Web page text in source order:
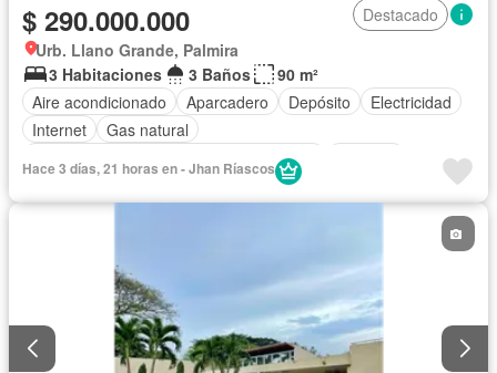
$ 290.000.000
Destacado
Urb. Llano Grande, Palmira
3 Habitaciones
3 Baños
90 m²
Aire acondicionado
Aparcadero Depósito
Electricidad
Internet
Gas natural
Acceso para personas con discapacidad
Hace 3 días, 21 horas en - Jhan Ríascos